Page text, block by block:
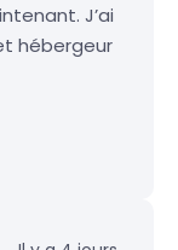
J’ai
hébergeur